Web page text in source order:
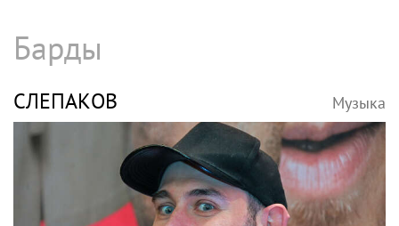
Барды
СЛЕПАКОВ Музыка